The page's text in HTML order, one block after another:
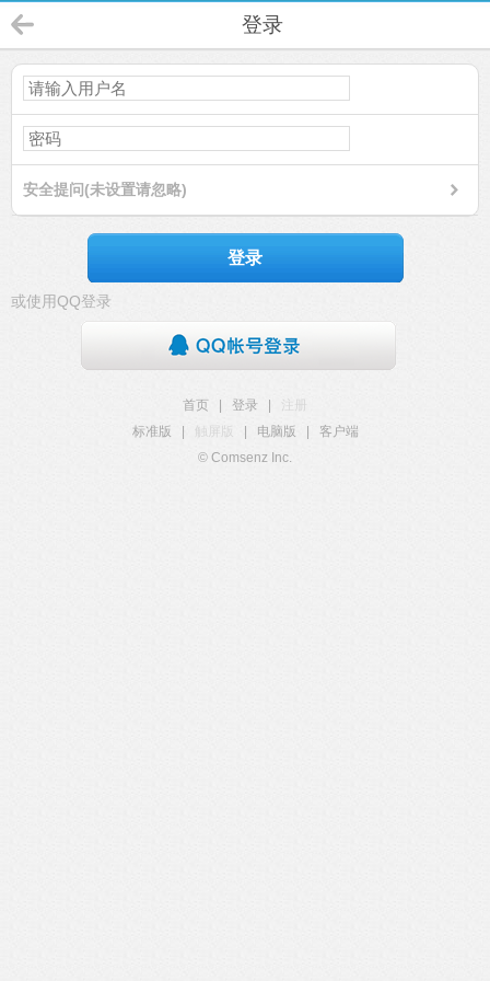
登录
安全提问(未设置请忽略)
登录
或使用QQ登录
首页 登录
注册
标准版
触屏版 电脑版
客户端
© Comsenz Inc.